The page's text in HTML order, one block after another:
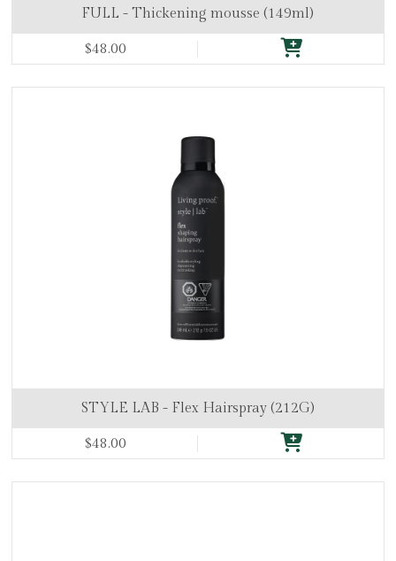
FULL - Thickening mousse (149ml)
$48.00
STYLE LAB - Flex Hairspray (212G)
$48.00